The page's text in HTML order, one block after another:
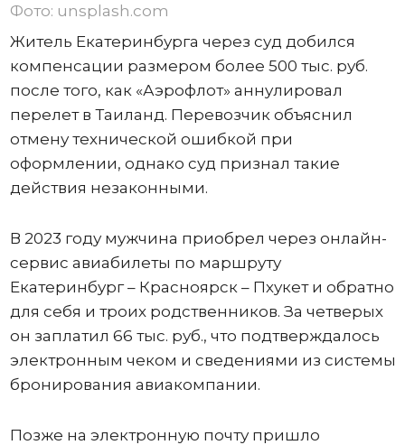
Фото: unsplash.com
Житель Екатеринбурга через суд добился
компенсации размером более 500 тыс. руб.
после того, как «Аэрофлот» аннулировал
перелет в Таиланд. Перевозчик объяснил
отмену технической ошибкой при
оформлении, однако суд признал такие
действия незаконными.
В 2023 году мужчина приобрел через онлайн-
сервис авиабилеты по маршруту
Екатеринбург – Красноярск – Пхукет и обратно
для себя и троих родственников. За четверых
он заплатил 66 тыс. руб., что подтверждалось
электронным чеком и сведениями из системы
бронирования авиакомпании.
Позже на электронную почту пришло